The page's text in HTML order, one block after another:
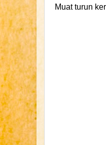
Muat turun